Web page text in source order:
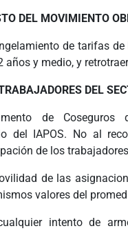
DEL MOVIMIENTO
de tarifas
años y medio, y
DEL
de Coseguros
del IAPOS. No al
de los
de las
valores del
intento de